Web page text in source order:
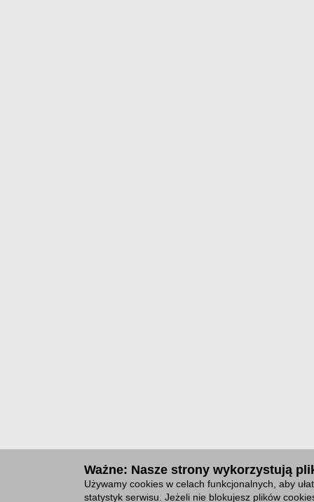
Ważne: Nasze strony wykorzystują
Używamy cookies w celach funkcjonalnych, aby
statystyk serwisu. Jeżeli nie blokujesz plików